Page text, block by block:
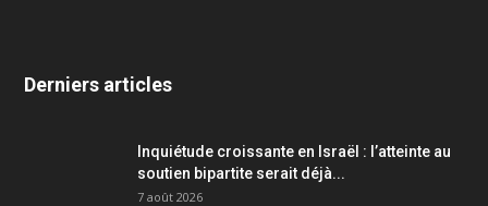
Derniers articles
Inquiétude croissante en Israël : l’atteinte au
soutien bipartite serait déjà...
7 août 2026